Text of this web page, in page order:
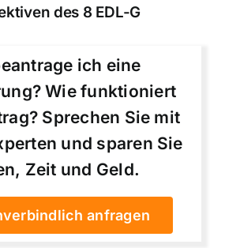
des 8 EDL-G
ich eine
Wie funktioniert
Sprechen Sie mit
und sparen Sie
Zeit und Geld.
anfragen